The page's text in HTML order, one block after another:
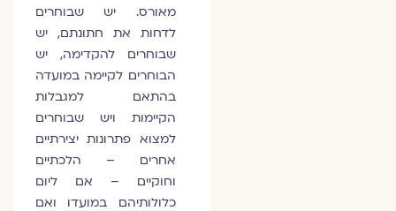
מאורס. יש שבוחרים
לדחות את חתונתם, יש
שבוחרים להקדימה, יש
הבוחרים לקיימה במועדה
בהתאם למגבלות
הקיימות ויש שבוחרים
למצוא פתרונות יצירתיים
אחרים – הלכתיים
וחוקיים – אם ליום
כלולותיהם במועדו ואם